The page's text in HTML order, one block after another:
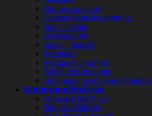
Brume capillaire
Laisser dans les produits
Sans sulfate
Accessoires
Soins intensifs
Masques
Masques chromés
Soins des couleurs
Shampooing et après-
Κατάσταση Μαλλιών
Απώλεια Μαλλιών
Βαμμένα Μαλλιά